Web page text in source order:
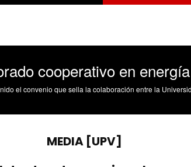
cooperativo en energía